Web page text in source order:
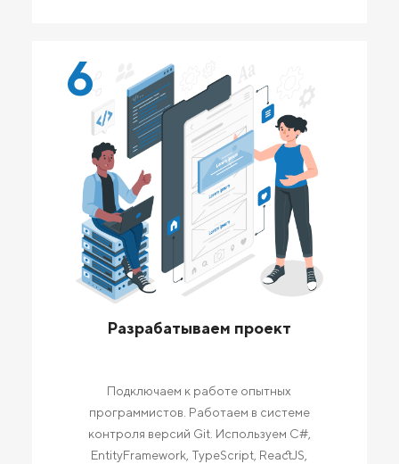
6
Разрабатываем проект
Подключаем к работе опытных
программистов. Работаем в системе
контроля версий Git. Используем C#,
EntityFramework, TypeScript, ReactJS,